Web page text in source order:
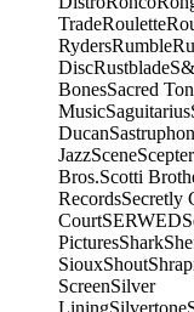
TradeRoulette
RydersRumble
DiscRustblade
BonesSacred
MusicSaguitarius
DucanSastruphon
JazzSceneScepter
Bros.Scotti
RecordsSecretly
CourtSERWED
PicturesShark
SiouxShout
ScreenSilver